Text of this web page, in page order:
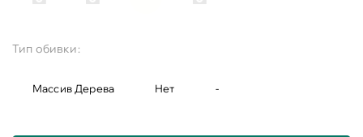
Тип обивки:
Массив Дерева Нет -